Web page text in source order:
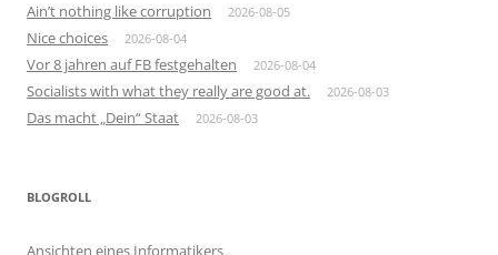
Ain’t nothing like corruption 2026-08-05
Nice choices 2026-08-04
Vor 8 jahren auf FB festgehalten 2026-08-04
Socialists with what they really are good at. 2026-08-03
Das macht „Dein“ Staat 2026-08-03
BLOGROLL
Ansichten eines Informatikers